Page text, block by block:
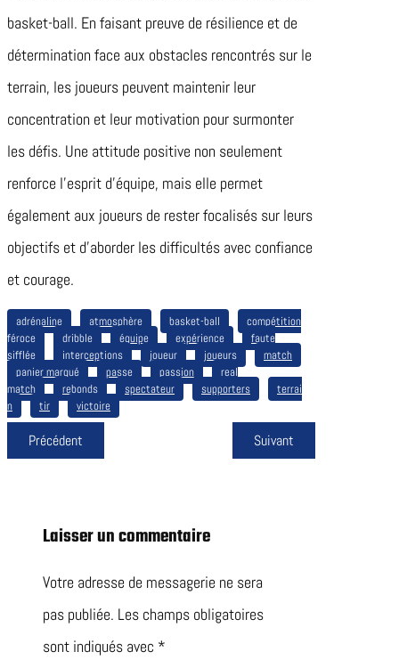
basket-ball. En faisant preuve de résilience et de
détermination face aux obstacles rencontrés sur le
terrain, les joueurs peuvent maintenir leur
concentration et leur motivation pour surmonter
les défis. Une attitude positive non seulement
renforce l’esprit d’équipe, mais elle permet
également aux joueurs de rester focalisés sur leurs
objectifs et d’aborder les difficultés avec confiance
et courage.
adrénaline atmosphère basket-ball
compétition
féroce
dribble équipe expérience
faute
sifflée
interceptions joueur joueurs
match
panier marqué
passe passion
real
match
rebonds spectateur supporters
terrai
n
tir victoire
Précédent Suivant
Laisser un commentaire
Votre adresse de messagerie ne sera
pas publiée. Les champs obligatoires
sont indiqués avec *